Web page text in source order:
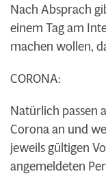
Nach Absprach
einem Tag am
machen wollen,
CORONA:
Natürlich passen
Corona an und
jeweils gültigen
angemeldeten